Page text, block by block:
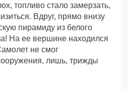
топливо стало замерзать,
Вдруг, прямо внизу
пирамиду из белого
На ее вершине находился
не смог
лишь, трижды